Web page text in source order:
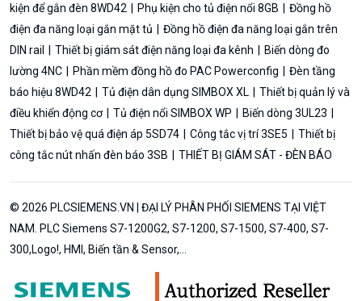
kiện để gắn đèn 8WD42
Phụ kiện cho tủ điện nổi 8GB
Đồng hồ
điện đa năng loại gắn mặt tủ
Đồng hồ điện đa năng loại gắn trên
DIN rail
Thiết bị giám sát điện năng loại đa kênh
Biến dòng đo
lường 4NC
Phần mềm đồng hồ đo PAC Powerconfig
Đèn tầng
báo hiệu 8WD42
Tủ điện dân dụng SIMBOX XL
Thiết bị quản lý và
điều khiển động cơ
Tủ điện nổi SIMBOX WP
Biến dòng 3UL23
Thiết bị bảo vệ quá điện áp 5SD74
Công tắc vị trí 3SE5
Thiết bị
công tắc nút nhấn đèn báo 3SB
THIẾT BỊ GIÁM SÁT - ĐÈN BÁO
© 2026 PLCSIEMENS.VN | ĐẠI LÝ PHÂN PHỐI SIEMENS TẠI VIỆT
NAM. PLC Siemens S7-1200G2, S7-1200, S7-1500, S7-400, S7-
300,Logo!, HMI, Biến tần & Sensor,...